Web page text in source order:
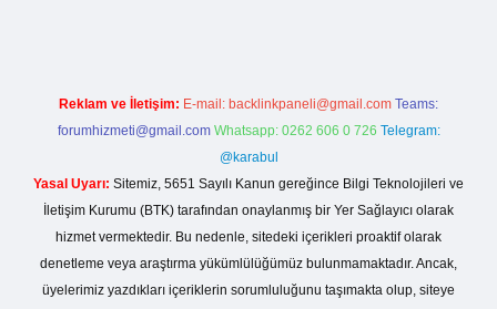
Reklam ve İletişim: E-mail: backlinkpaneli@gmail.com Teams:
forumhizmeti@gmail.com Whatsapp: 0262 606 0 726 Telegram:
@karabul
Yasal Uyarı: Sitemiz, 5651 Sayılı Kanun gereğince Bilgi Teknolojileri ve
İletişim Kurumu (BTK) tarafından onaylanmış bir Yer Sağlayıcı olarak
hizmet vermektedir. Bu nedenle, sitedeki içerikleri proaktif olarak
denetleme veya araştırma yükümlülüğümüz bulunmamaktadır. Ancak,
üyelerimiz yazdıkları içeriklerin sorumluluğunu taşımakta olup, siteye